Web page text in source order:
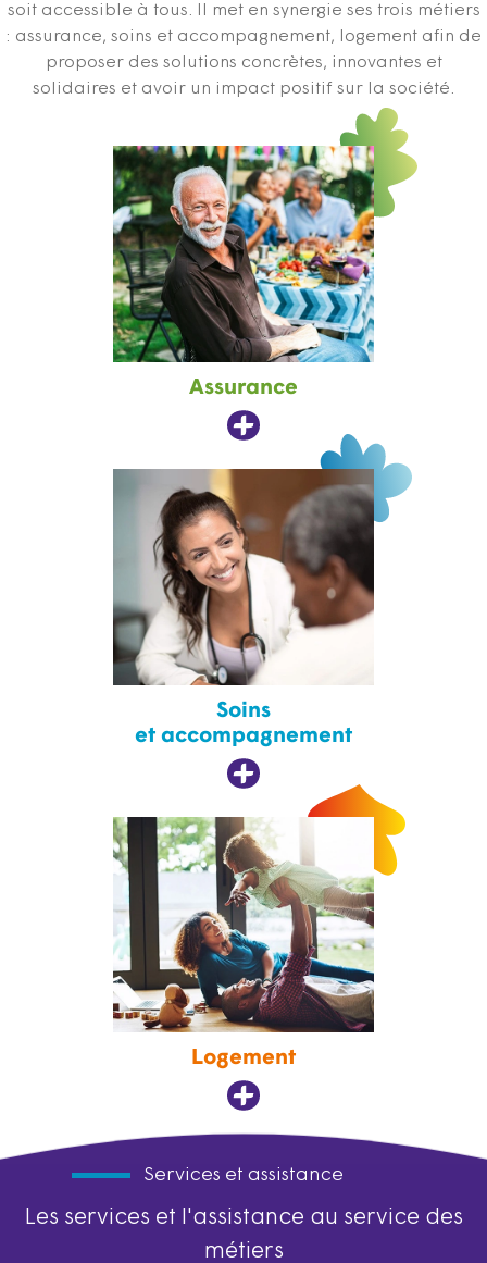
soit accessible à tous. Il met en synergie ses trois métiers
: assurance, soins et accompagnement, logement afin de
proposer des solutions concrètes, innovantes et
solidaires et avoir un impact positif sur la société.
Assurance
Soins
et accompagnement
Logement
Services et assistance
Les services et l'assistance au service des
métiers